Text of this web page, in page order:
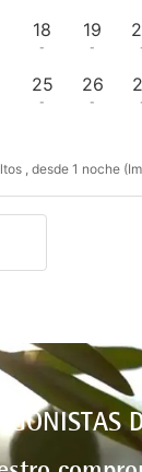
18
-
19
-
25
-
26
-
, desde 1 noche